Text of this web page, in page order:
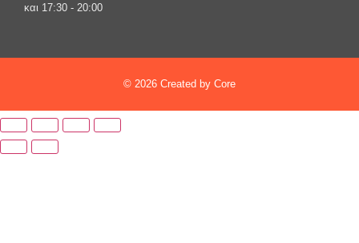
και 17:30 - 20:00
© 2026 Created by Core